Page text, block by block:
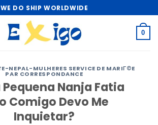
WE DO SHIP WORLDWIDE
0
NEPAL-MULHERES SERVICE DE MARIГ©E
PAR CORRESPONDANCE
Nanja Fatia
Comigo Devo Me
Inquietar?